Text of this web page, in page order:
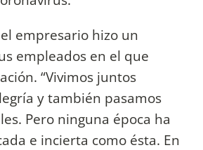
empresario hizo un
empleados en el que
“Vivimos juntos
y también pasamos
Pero ninguna época ha
e incierta como ésta. En